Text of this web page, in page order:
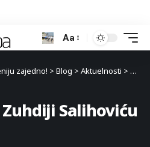
Aa
zajedno! > Blog > Aktuelnosti > Crna
Salihoviću